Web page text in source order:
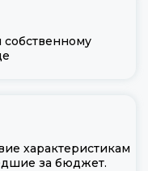
характеристикам
за бюджет.